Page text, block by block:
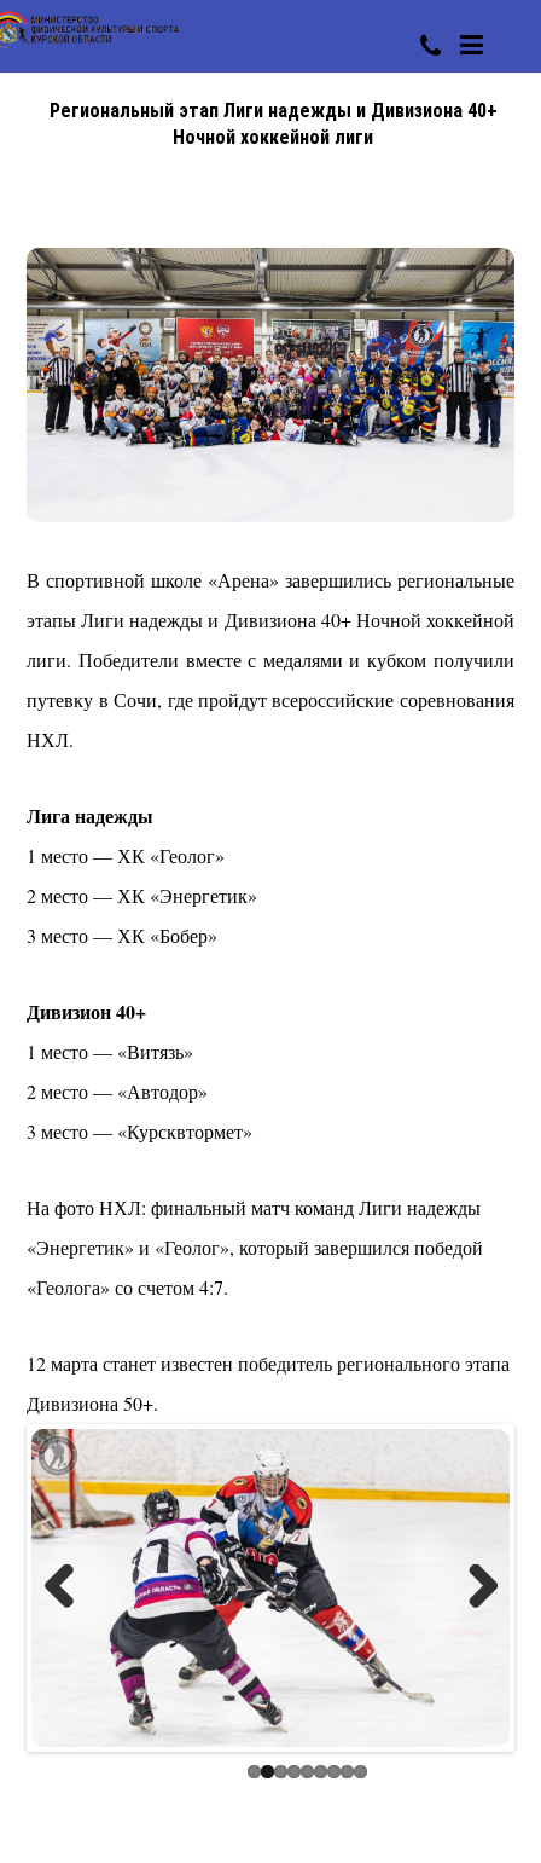
Региональный этап Лиги надежды и Дивизиона 40+
Ночной хоккейной лиги
В спортивной школе «Арена» завершились региональные
этапы Лиги надежды и Дивизиона 40+ Ночной хоккейной
лиги. Победители вместе с медалями и кубком получили
путевку в Сочи, где пройдут всероссийские соревнования
НХЛ.
Лига надежды
1 место — ХК «Геолог»
2 место — ХК «Энергетик»
3 место — ХК «Бобер»
Дивизион 40+
1 место — «Витязь»
2 место — «Автодор»
3 место — «Курсквтормет»
На фото НХЛ: финальный матч команд Лиги надежды
«Энергетик» и «Геолог», который завершился победой
«Геолога» со счетом 4:7.
12 марта станет известен победитель регионального этапа
Дивизиона 50+.
Previous